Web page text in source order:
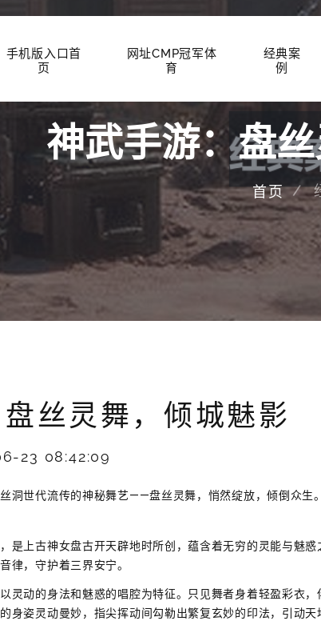
手机版入口首
页
网址CMP冠军体
育
经典案
例
神武手游：盘
首页
丝灵舞，倾城魅影
23 08:42:09
洞世代流传的神秘舞艺——盘丝灵舞，悄然绽放，倾倒众生。
是上古神女盘古开天辟地时所创，蕴含着无穷的灵能与魅
律，守护着三界安宁。
灵动的身法和魅惑的唱腔为特征。只见舞者身着轻盈彩衣
身姿灵动曼妙，指尖挥动间勾勒出繁复玄妙的印法，引动